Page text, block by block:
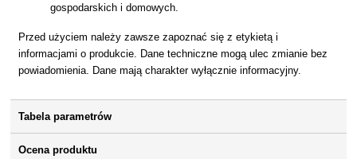
gospodarskich i domowych.
Przed użyciem należy zawsze zapoznać się z etykietą i
informacjami o produkcie. Dane techniczne mogą ulec zmianie bez
powiadomienia. Dane mają charakter wyłącznie informacyjny.
Tabela parametrów
Ocena produktu